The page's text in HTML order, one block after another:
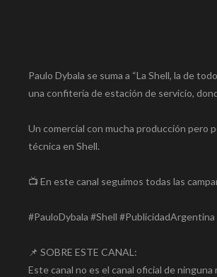
Paulo Dybala se suma a “La Shell, la de
una confitería de estación de servicio,
Un comercial con mucha producción pero
técnica en Shell.
📺 En este canal seguimos todas las
#PauloDybala #Shell #PublicidadArgentina
📌 SOBRE ESTE CANAL:
Este canal no es el canal oficial de